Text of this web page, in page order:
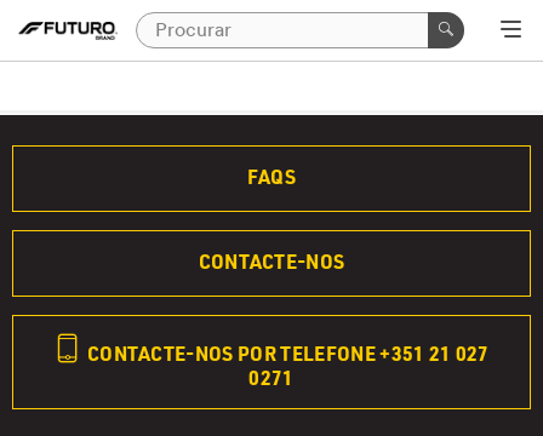
FAQS
CONTACTE-NOS
CONTACTE-NOS POR TELEFONE +351 21 027
0271